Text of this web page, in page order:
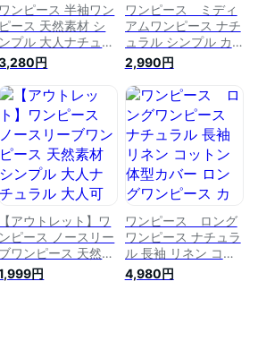
ワンピース 半袖ワン
ピース 天然素材 シ
ンプル 大人ナチュラ
ル 大人可愛い 綿麻
チュラル シンプル
大きいサイズ ゆった
り きれいめ 大人 30
代 40代 50代 マタニ
ティ 体型カバー 大
人可愛い 春夏 春
夏ワンピース
NP2094
円
ワンピース ミディ
アムワンピース ナチ
ュラル シンプル カ
ジュアル 綿 コット
ン 麻 リネン 無地 七
分袖 長袖 ミディア
ム丈 Aライン きれい
め 大きいサイズ 30
代 40代 50代 春
夏 春夏ワンピース
NP1330
2,990円
【アウトレット】ワ
ンピース ノースリー
ブワンピース 天然素
シンプル 大人ナ
ュラル 大人可愛い
円
ワンピース ロング
ワンピース ナチュラ
ル 長袖 リネン コッ
トン 体型カバー ロ
ングワンピース カジ
4,980円